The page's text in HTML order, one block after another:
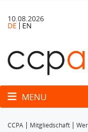
DE EN
10.08.2026
Toggle
MENU
CCPA Mitgliedschaft